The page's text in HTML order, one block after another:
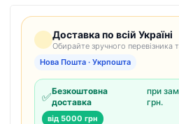
Доставка по всій Україні
Обирайте зручного перевізника
Нова Пошта · Укрпошта
✅Безкоштовна
доставка
при
грн.
від 5000 грн